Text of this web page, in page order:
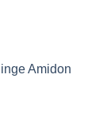
Amidon